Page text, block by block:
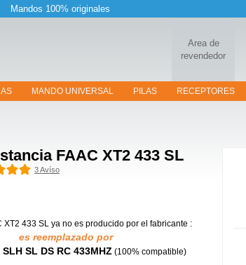
Mandos 100% originales
Area de
revendedor
MANDO UNIVERSAL PILAS RECEPTORES
FAAC XT2 433 SL
3 Avíso
XT2 433 SL ya no es producido por el fabricante :
es reemplazado por
SLH SL DS RC 433MHZ (100% compatible)